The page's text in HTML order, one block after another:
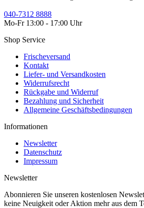
040-7312 8888
Mo-Fr 13:00 - 17:00 Uhr
Shop Service
Frischeversand
Kontakt
Liefer- und Versandkosten
Widerrufsrecht
Rückgabe und Widerruf
Bezahlung und Sicherheit
Allgemeine Geschäftsbedingungen
Informationen
Newsletter
Datenschutz
Impressum
Newsletter
Abonnieren Sie unseren kostenlosen
keine Neuigkeit oder Aktion mehr aus dem